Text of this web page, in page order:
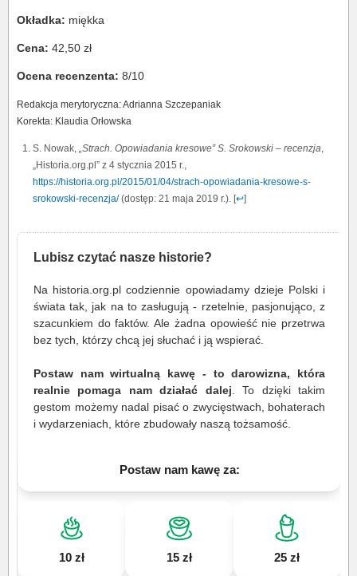
Okładka: miękka
Cena: 42,50 zł
Ocena recenzenta: 8/10
Redakcja merytoryczna: Adrianna Szczepaniak
Korekta: Klaudia Orłowska
S. Nowak, „Strach. Opowiadania kresowe” S. Srokowski – recenzja,
„Historia.org.pl” z 4 stycznia 2015 r.,
https://historia.org.pl/2015/01/04/strach-opowiadania-kresowe-s-
srokowski-recenzja/(dostęp: 21 maja 2019 r.). [↩]
Lubisz czytać nasze historie?
Na historia.org.pl codziennie opowiadamy dzieje Polski i
świata tak, jak na to zasługują - rzetelnie, pasjonująco, z
szacunkiem do faktów. Ale żadna opowieść nie przetrwa
bez tych, którzy chcą jej słuchać i ją wspierać.
Postaw nam wirtualną kawę - to darowizna, która
realnie pomaga nam działać dalej . To dzięki takim
gestom możemy nadal pisać o zwycięstwach, bohaterach
i wydarzeniach, które zbudowały naszą tożsamość.
Postaw nam kawę za:
10 zł 15 zł 25 zł